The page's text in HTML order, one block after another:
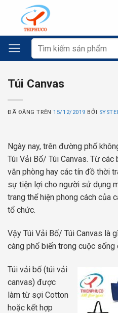
dung
Tìm
kiếm:
Túi Canvas
ĐÃ ĐĂNG TRÊN15/12/2019 BỞI
Ngày nay, trên đường phố
Túi Vải Bố/ Túi Canvas. Từ các
văn phòng hay các tín đồ thời
sự tiện lợi cho người sử dụng
trang thể hiện phong cách của
tổ chức.
Vậy Túi Vải Bố/ Túi Canvas là
càng phổ biến trong cuộc sống
Túi vải bố (túi vải
canvas) được
làm từ sợi Cotton
hoặc kết hợp